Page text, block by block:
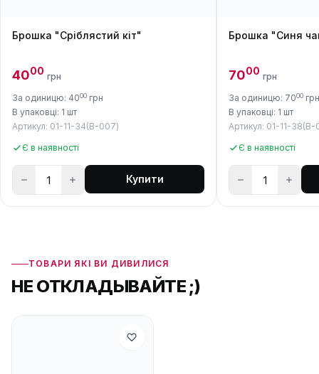
Брошка "Сріблястий кіт"
4000 грн
За одиницю: 4000 грн
В упаковці: 1 шт
Артикул: 01-11-34(B-007)
Є в наявності
Купити
Брошка "Синя
7000 грн
За одиницю: 7000 грн
В упаковці: 1 шт
Артикул: 01-11-38(B-
Є в наявності
ТОВАРИ ЯКІ ВИ ДИВИЛИСЯ
НЕ ОТКЛАДЫВАЙТЕ ;)